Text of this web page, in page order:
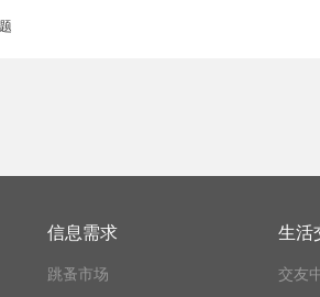
信息需求
跳蚤市场
生活
交友